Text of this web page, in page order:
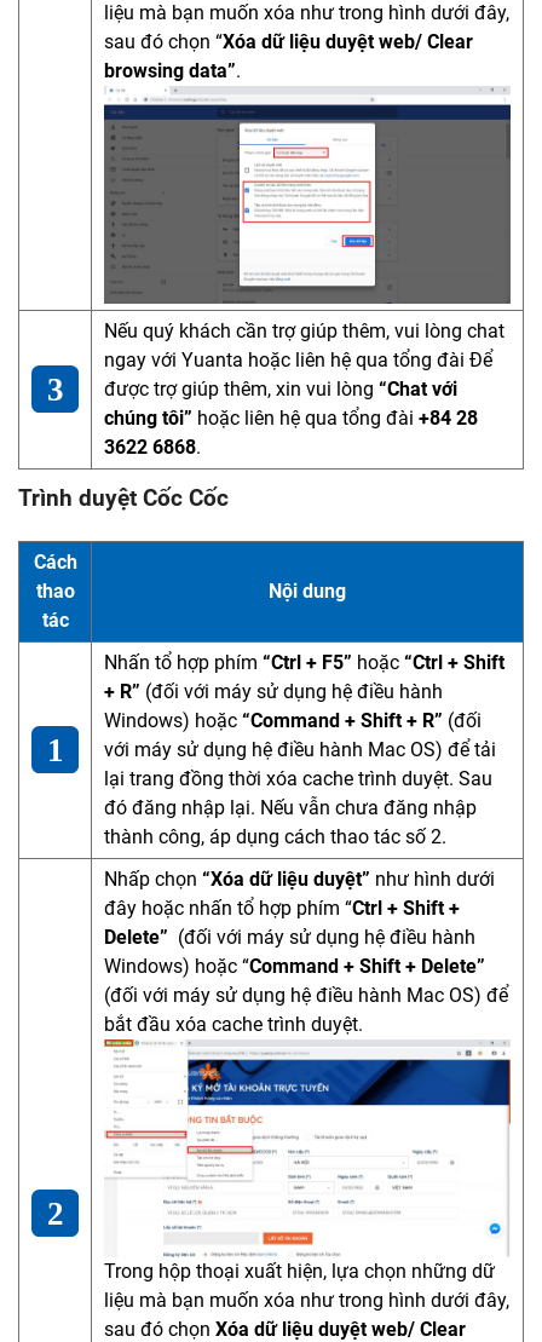
liệu mà bạn muốn xóa như trong hình dưới đây,
sau đó chọn “Xóa dữ liệu duyệt web/ Clear
browsing data”.
Nếu quý khách cần trợ giúp thêm, vui lòng chat
ngay với Yuanta hoặc liên hệ qua tổng đài Để
được trợ giúp thêm, xin vui lòng “Chat với
chúng tôi” hoặc liên hệ qua tổng đài +84 28
3622 6868.
Trình duyệt Cốc Cốc
Cách
thao
tác
Nội dung
Nhấn tổ hợp phím “Ctrl + F5” hoặc “Ctrl + Shift
+ R” (đối với máy sử dụng hệ điều hành
Windows) hoặc “Command + Shift + R” (đối
với máy sử dụng hệ điều hành Mac OS) để tải
lại trang đồng thời xóa cache trình duyệt. Sau
đó đăng nhập lại. Nếu vẫn chưa đăng nhập
thành công, áp dụng cách thao tác số 2.
Nhấp chọn “Xóa dữ liệu duyệt” như hình dưới
đây hoặc nhấn tổ hợp phím “Ctrl + Shift +
Delete” (đối với máy sử dụng hệ điều hành
Windows) hoặc “Command + Shift + Delete”
(đối với máy sử dụng hệ điều hành Mac OS) để
bắt đầu xóa cache trình duyệt.
Trong hộp thoại xuất hiện, lựa chọn những dữ
liệu mà bạn muốn xóa như trong hình dưới đây,
sau đó chọn Xóa dữ liệu duyệt web/ Clear